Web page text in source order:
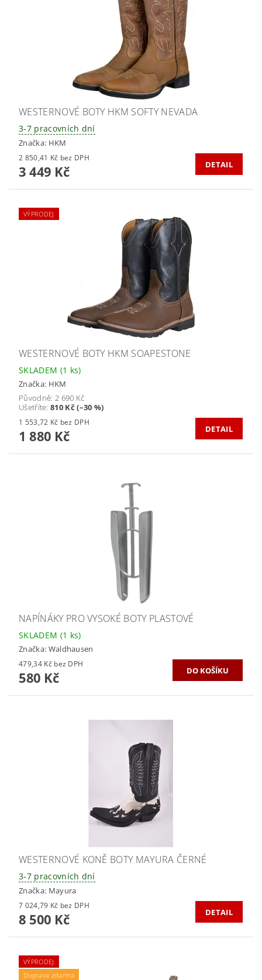
WESTERNOVÉ BOTY HKM SOFTY NEVADA
3-7 pracovních dní
Značka: HKM
2 850,41 Kč bez DPH
3 449 Kč DETAIL
VÝPRODEJ
WESTERNOVÉ BOTY HKM SOAPESTONE
SKLADEM (1 ks)
Značka: HKM
Původně: 2 690 Kč
Ušetříte:810 Kč (–30 %)
1 553,72 Kč bez DPH
1 880 Kč DETAIL
NAPÍNÁKY PRO VYSOKÉ BOTY PLASTOVÉ
SKLADEM (1 ks)
Značka: Waldhausen
479,34 Kč bez DPH
580 Kč
WESTERNOVÉ KONĚ BOTY MAYURA ČERNÉ
3-7 pracovních dní
Značka: Mayura
7 024,79 Kč bez DPH
8 500 Kč DETAIL
VÝPRODEJ
Doprava zdarma